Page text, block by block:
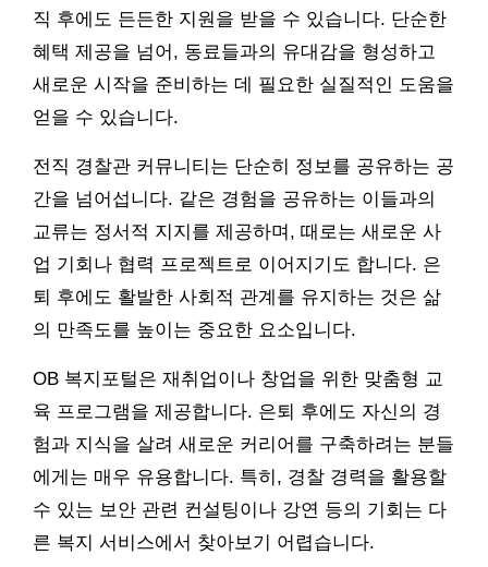
직 후에도 든든한 지원을 받을 수 있습니다. 단순한
혜택 제공을 넘어, 동료들과의 유대감을 형성하고
새로운 시작을 준비하는 데 필요한 실질적인 도움을
얻을 수 있습니다.
전직 경찰관 커뮤니티는 단순히 정보를 공유하는 공
간을 넘어섭니다. 같은 경험을 공유하는 이들과의
교류는 정서적 지지를 제공하며, 때로는 새로운 사
업 기회나 협력 프로젝트로 이어지기도 합니다. 은
퇴 후에도 활발한 사회적 관계를 유지하는 것은 삶
의 만족도를 높이는 중요한 요소입니다.
OB 복지포털은 재취업이나 창업을 위한 맞춤형 교
육 프로그램을 제공합니다. 은퇴 후에도 자신의 경
험과 지식을 살려 새로운 커리어를 구축하려는 분들
에게는 매우 유용합니다. 특히, 경찰 경력을 활용할
수 있는 보안 관련 컨설팅이나 강연 등의 기회는 다
른 복지 서비스에서 찾아보기 어렵습니다.